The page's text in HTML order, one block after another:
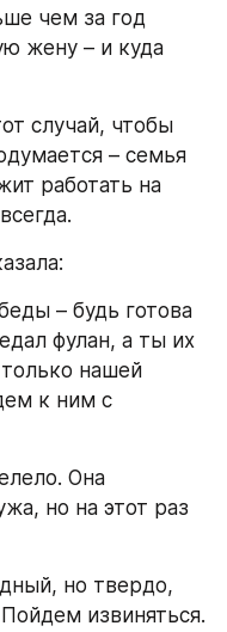
чем за год
жену – и куда
случай, чтобы
– семья
работать на
– будь готова
фулан, а ты их
только нашей
к ним с
Она
но на этот раз
но твердо,
извиняться.